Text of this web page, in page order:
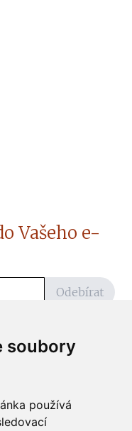
soubory
používá
Vašeho e-
Odebírat
ze ČtiDoma.cz do mé e-